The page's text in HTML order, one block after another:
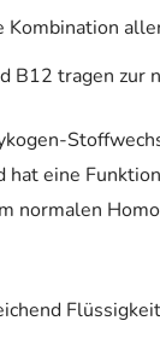
B12 tragen
eine
normalen